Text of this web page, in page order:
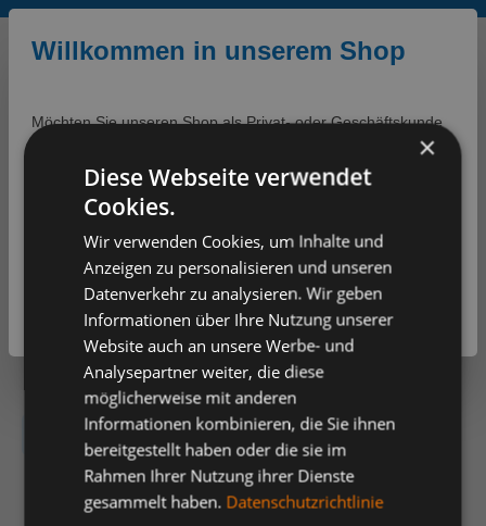
Zum Hauptinhalt springen
Willkommen in unserem Shop
Möchten Sie unseren Shop als Privat- oder Geschäftskunde
besuchen? Sie können die Einstellung später noch ändern.
Privatkunde
Mehrwertsteuer (Brutto)
Weiter
Mehrwertsteuer (Netto)
Weiter
Betriebshygiene Haut & Hände Schutz
Produkte filtern
Keine Produkte gefunden.
×
Diese Webseite verwendet
Cookies.
Wir verwenden Cookies, um Inhalte und
Anzeigen zu personalisieren und unseren
Datenverkehr zu analysieren. Wir geben
Informationen über Ihre Nutzung unserer
Website auch an unsere Werbe- und
Analysepartner weiter, die diese
möglicherweise mit anderen
Informationen kombinieren, die Sie ihnen
bereitgestellt haben oder die sie im
Rahmen Ihrer Nutzung ihrer Dienste
gesammelt haben. Datenschutzrichtlinie